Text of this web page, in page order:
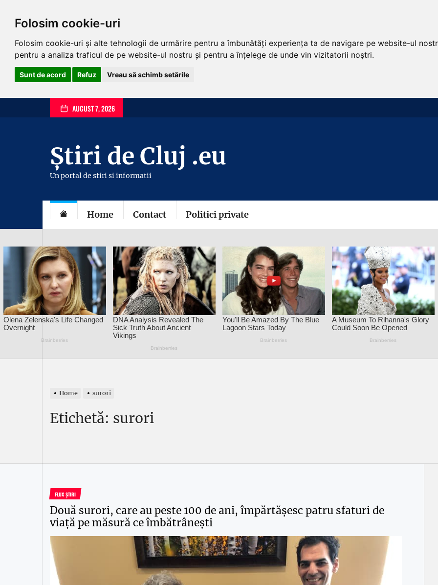
Folosim cookie-uri
Folosim cookie-uri și alte tehnologii de urmărire pentru a îmbunătăți experiența ta de navigare pe website-ul
pentru a analiza traficul de pe website-ul nostru și pentru a înțelege de unde vin vizitatorii noștri.
Sunt de acord Refuz Vreau să schimb setările
AUGUST 7, 2026
Știri de Cluj .eu
Un portal de stiri si informatii
Home Contact Politici private
Home surori
Etichetă: surori
FLUX ȘTIRI
Două surori, care au peste 100 de ani, împărtășesc patru sfaturi de
viață pe măsură ce îmbătrânești